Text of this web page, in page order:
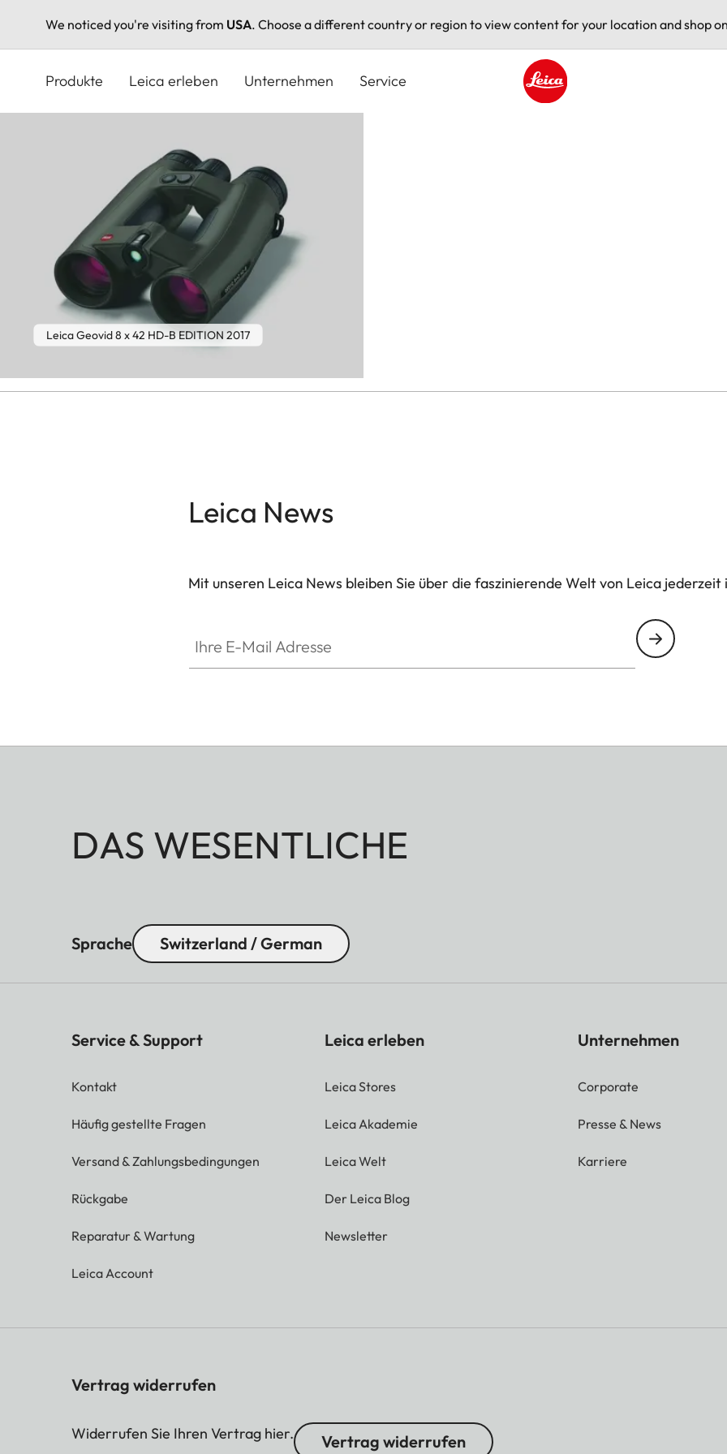
We noticed you're visiting from USA. Choose a different country or region to view content for your location and shop
Produkte Leica erleben Unternehmen Service
Leica Geovid 8 x 42 HD-B EDITION 2017
Leica News
Mit unseren Leica News bleiben Sie über die faszinierende Welt von Leica
DAS WESENTLICHE
Sprache Switzerland / German
Service & Support
Kontakt
Häufig gestellte Fragen
Versand & Zahlungsbedingungen
Rückgabe
Reparatur & Wartung
Leica Account
Leica erleben
Leica Stores
Leica Akademie
Leica Welt
Der Leica Blog
Newsletter
Unternehmen
Corporate
Presse & News
Karriere
Vertrag widerrufen
Widerrufen Sie Ihren Vertrag hier. Vertrag widerrufen